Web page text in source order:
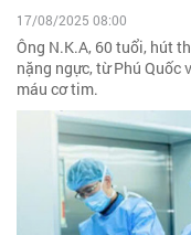
17/08/2025 08:00
Ông N.K.A, 60 tuổi, hút
nặng ngực, từ Phú Quốc
máu cơ tim.